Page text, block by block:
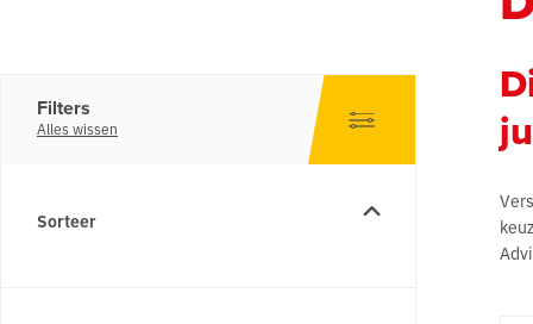
Filters
Alles wissen
Sorteer